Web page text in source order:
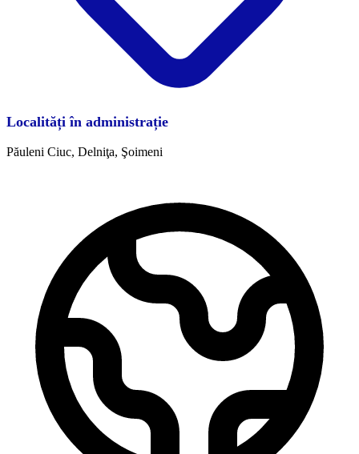
Localități în administrație
Păuleni Ciuc, Delniţa, Şoimeni